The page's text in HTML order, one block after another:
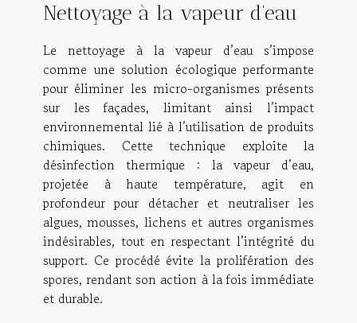
Nettoyage à la vapeur d’eau
Le nettoyage à la vapeur d’eau s’impose
comme une solution écologique performante
pour éliminer les micro-organismes présents
sur les façades, limitant ainsi l’impact
environnemental lié à l’utilisation de produits
chimiques. Cette technique exploite la
désinfection thermique : la vapeur d’eau,
projetée à haute température, agit en
profondeur pour détacher et neutraliser les
algues, mousses, lichens et autres organismes
indésirables, tout en respectant l’intégrité du
support. Ce procédé évite la prolifération des
spores, rendant son action à la fois immédiate
et durable.